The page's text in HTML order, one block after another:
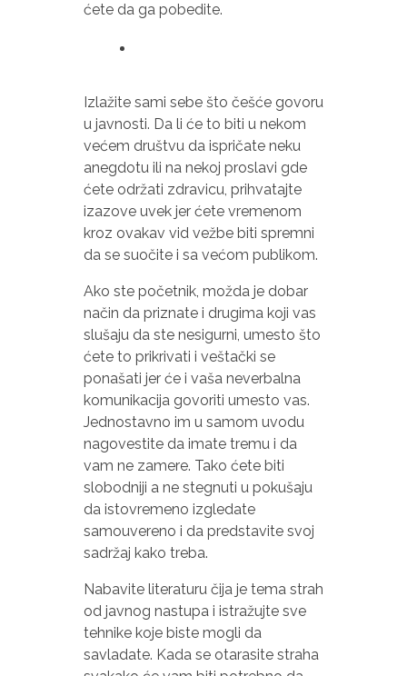
ćete da ga pobedite.
Izlažite sami sebe što češće govoru
u javnosti. Da li će to biti u nekom
većem društvu da ispričate neku
anegdotu ili na nekoj proslavi gde
ćete održati zdravicu, prihvatajte
izazove uvek jer ćete vremenom
kroz ovakav vid vežbe biti spremni
da se suočite i sa većom publikom.
Ako ste početnik, možda je dobar
način da priznate i drugima koji vas
slušaju da ste nesigurni, umesto što
ćete to prikrivati i veštački se
ponašati jer će i vaša neverbalna
komunikacija govoriti umesto vas.
Jednostavno im u samom uvodu
nagovestite da imate tremu i da
vam ne zamere. Tako ćete biti
slobodniji a ne stegnuti u pokušaju
da istovremeno izgledate
samouvereno i da predstavite svoj
sadržaj kako treba.
Nabavite literaturu čija je tema strah
od javnog nastupa i istražujte sve
tehnike koje biste mogli da
savladate. Kada se otarasite straha